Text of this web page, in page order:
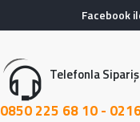
Facebook
Telefonla Sipariş
0850 225 68 10 -